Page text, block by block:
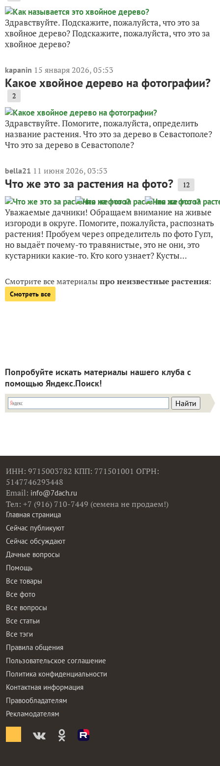
Здравствуйте. Подскажите, пожалуйста, что это за
хвойное дерево? Подскажите, пожалуйста, что это за
хвойное дерево?
kapanin 15 января 2026, 05:53
Какое хвойное дерево на фотографии?
2
Здравствуйте. Помогите, пожалуйста, определить
название растения. Что это за дерево в Севастополе?
Что это за дерево в Севастополе?
bella21 11 июня 2026, 03:53
Что же это за растения на фото? 12
Уважаемые дачники! Обращаем внимание на живые
изгороди в округе. Помогите, пожалуйста, распознать
растения! Пробуем через определитель по фото Гугл,
но выдаёт почему-то травянистые, это не они, это
кустарники какие-то. Кто кого узнает? Кусты...
Смотрите все материалыпро неизвестные растения:
Смотреть все
Попробуйте искать материалы нашего клуба с
помощью Яндекс.Поиск!
ИНН: 9715003782 КПП: 771501001 ОГРН:
5147746293448
Email: info@7dach.ru
Тел: +7 (916) 710-7449 (семена не продаем!)
Главная страница
Сейчас публикуют
Сейчас обсуждают
Дачные вопросы
Помощь
Все товары
Все фото
Все вопросы
Все статьи
Все тэги
Правила общения
Пользовательское соглашение
Политика конфиденциальности
Контактная информация
Правообладателям
Рекламодателям